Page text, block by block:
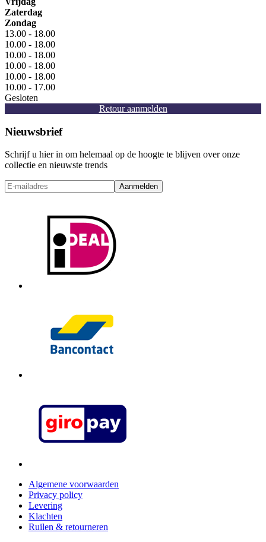
Zaterdag
Zondag
13.00 - 18.00
10.00 - 18.00
10.00 - 18.00
10.00 - 18.00
10.00 - 18.00
10.00 - 17.00
Gesloten
Retour aanmelden
Nieuwsbrief
Schrijf u hier in om helemaal op de hoogte te blijven over onze
collectie en nieuwste trends
Aanmelden
Algemene voorwaarden
Privacy policy
Levering
Klachten
Ruilen & retourneren